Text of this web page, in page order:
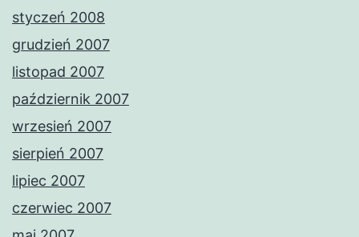
styczeń 2008
grudzień 2007
listopad 2007
październik 2007
wrzesień 2007
sierpień 2007
lipiec 2007
czerwiec 2007